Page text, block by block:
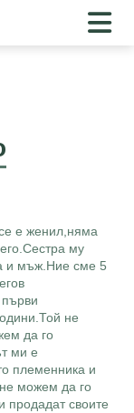
е женил,няма
му
и мъж.Ние сме 5
не
да го
ми е
племенника и
можем да го
продадат своите